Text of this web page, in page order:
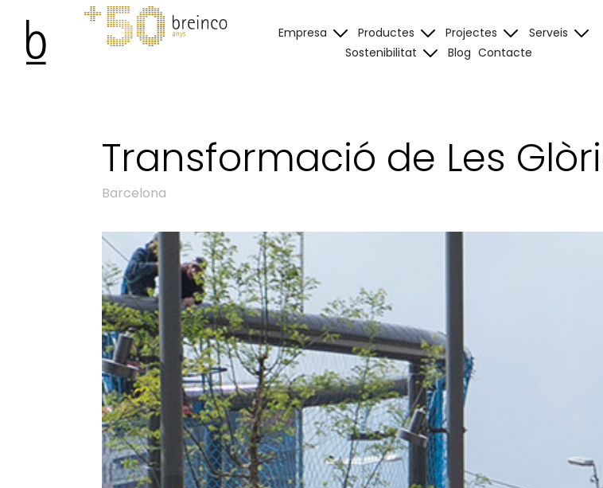
Empresa Productes Projectes
Serveis
Sostenibilitat
Blog Contacte
Transformació de Les
Barcelona